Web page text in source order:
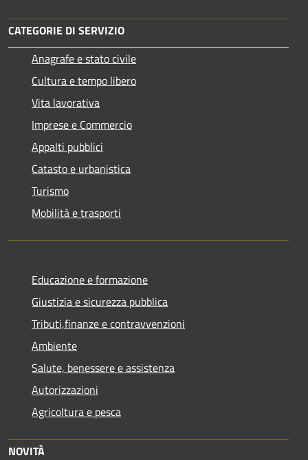
CATEGORIE DI SERVIZIO
Anagrafe e stato civile
Cultura e tempo libero
Vita lavorativa
Imprese e Commercio
Appalti pubblici
Catasto e urbanistica
Turismo
Mobilità e trasporti
Educazione e formazione
Giustizia e sicurezza pubblica
Tributi,finanze e contravvenzioni
Ambiente
Salute, benessere e assistenza
Autorizzazioni
Agricoltura e pesca
NOVITÀ